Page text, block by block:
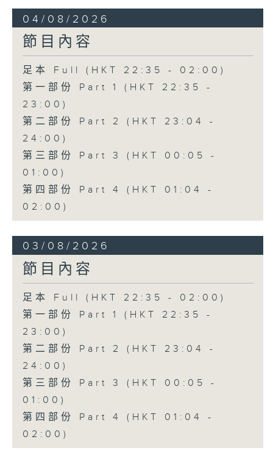
04/08/2026
節目內容
足本 Full (HKT 22:35 - 02:00)
第一部份 Part 1 (HKT 22:35 -
23:00)
第二部份 Part 2 (HKT 23:04 -
24:00)
第三部份 Part 3 (HKT 00:05 -
01:00)
第四部份 Part 4 (HKT 01:04 -
02:00)
03/08/2026
節目內容
足本 Full (HKT 22:35 - 02:00)
第一部份 Part 1 (HKT 22:35 -
23:00)
第二部份 Part 2 (HKT 23:04 -
24:00)
第三部份 Part 3 (HKT 00:05 -
01:00)
第四部份 Part 4 (HKT 01:04 -
02:00)